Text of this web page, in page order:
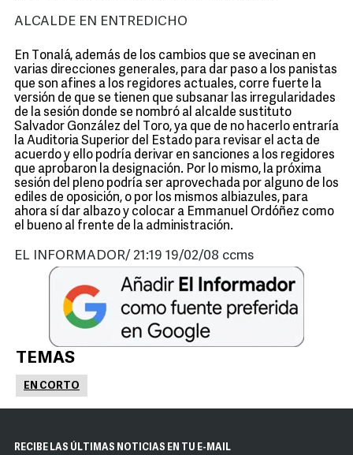
ALCALDE EN ENTREDICHO
En Tonalá, además de los cambios que se avecinan en
varias direcciones generales, para dar paso a los panistas
que son afines a los regidores actuales, corre fuerte la
versión de que se tienen que subsanar las irregularidades
de la sesión donde se nombró al alcalde sustituto
Salvador González del Toro, ya que de no hacerlo entraría
la Auditoria Superior del Estado para revisar el acta de
acuerdo y ello podría derivar en sanciones a los regidores
que aprobaron la designación. Por lo mismo, la próxima
sesión del pleno podría ser aprovechada por alguno de los
ediles de oposición, o por los mismos albiazules, para
ahora sí dar albazo y colocar a Emmanuel Ordóñez como
el bueno al frente de la administración.
EL INFORMADOR/ 21:19 19/02/08 ccms
TEMAS
EN CORTO
RECIBE LAS ÚLTIMAS NOTICIAS EN TU E-MAIL